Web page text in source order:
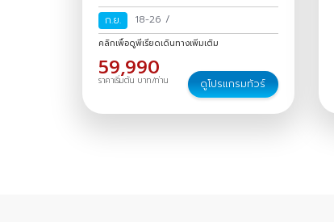
ก.ย.
18-26 /
คลิกเพื่อดูพีเรียดเดินทางเพิ่มเติม
59,990
ราคาเริ่มต้น บาท/ท่าน ดูโปรแกรมทัวร์